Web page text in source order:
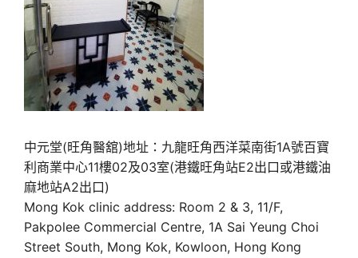
中元堂(旺角醫舘)地址：九龍旺角西洋菜南街1A號百寶
利商業中心11樓02及03室(港鐵旺角站E2出口或港鐵油
麻地站A2出口)
Mong Kok clinic address: Room 2 & 3, 11/F,
Pakpolee Commercial Centre, 1A Sai Yeung Choi
Street South, Mong Kok, Kowloon, Hong Kong